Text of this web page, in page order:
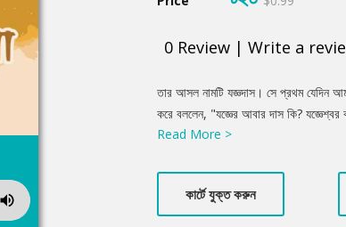
0 Review | Write a
Product
Summery
তার আসল নামটি যজ্ঞদাস। সে প্রথম যেদিন
করে বললেন, "যজ্ঞের আবার দাস কি?
নাম রাখিনি, নাম রেখেছেন খুড়োমশাই।" এই
পণ্ডিতমশাই বললেন, "দাঁড়িয়ে থাক।"............
Read More >
কার্টে যুক্ত করুন